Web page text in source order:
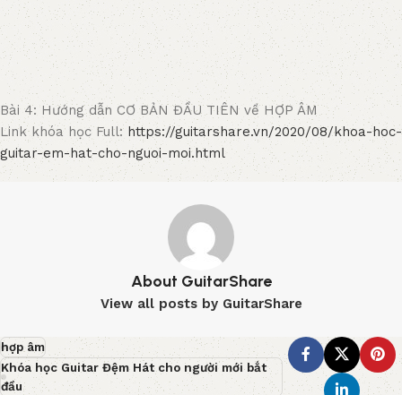
Bài 4: Hướng dẫn CƠ BẢN ĐẦU TIÊN về HỢP ÂM
Link khóa học Full: https://guitarshare.vn/2020/08/khoa-hoc-
guitar-em-hat-cho-nguoi-moi.html
About GuitarShare
View all posts by GuitarShare
hợp âm
Khóa học Guitar Đệm Hát cho người mới bắt
đầu